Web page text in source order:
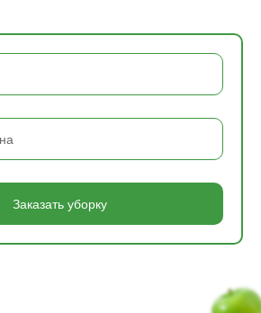
Заказать уборку